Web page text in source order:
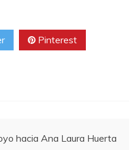
Pinterest
hacia Ana Laura Huerta